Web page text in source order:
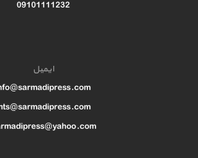
09101111232
ایمیل